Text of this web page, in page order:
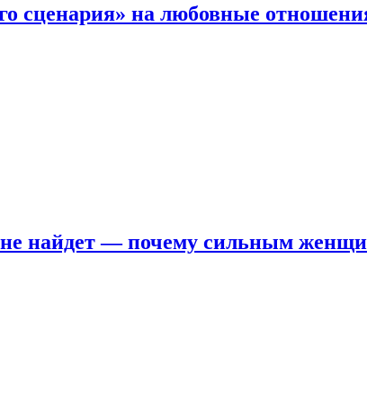
сценария» на любовные
найдет — почему сильным